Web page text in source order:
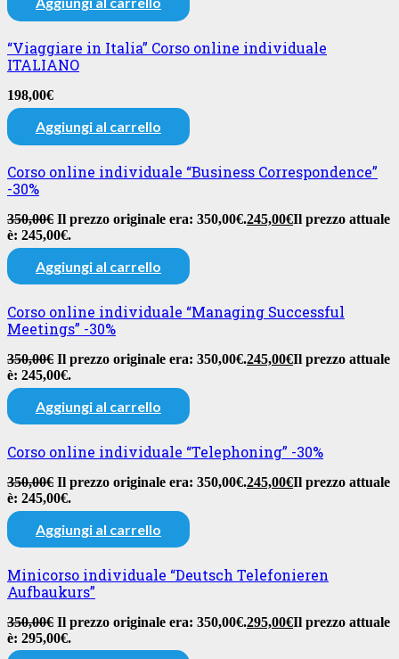
“Viaggiare in Italia” Corso online individuale
ITALIANO
198,00€
Aggiungi al carrello
Corso online individuale “Business Correspondence”
-30%
350,00€ Il prezzo originale era: 350,00€.245,00€Il prezzo attuale
è: 245,00€.
Aggiungi al carrello
Corso online individuale “Managing Successful
Meetings” -30%
350,00€ Il prezzo originale era: 350,00€.245,00€Il prezzo attuale
è: 245,00€.
Aggiungi al carrello
Corso online individuale “Telephoning” -30%
350,00€ Il prezzo originale era: 350,00€.245,00€Il prezzo attuale
è: 245,00€.
Aggiungi al carrello
Minicorso individuale “Deutsch Telefonieren
Aufbaukurs”
350,00€ Il prezzo originale era: 350,00€.295,00€Il prezzo attuale
è: 295,00€.